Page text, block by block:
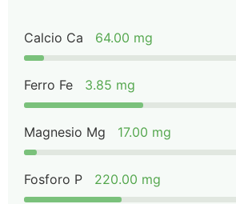
Calcio Ca 64.00 mg
Ferro Fe 3.85 mg
Magnesio Mg 17.00 mg
Fosforo P 220.00 mg